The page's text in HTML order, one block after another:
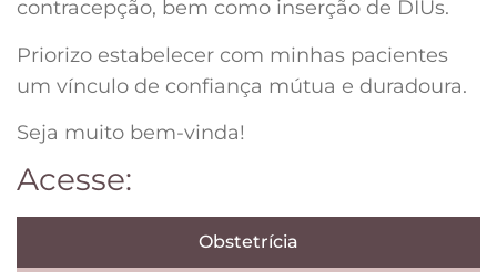
contracepção, bem como inserção de DIUs.
Priorizo estabelecer com minhas pacientes
um vínculo de confiança mútua e duradoura.
Seja muito bem-vinda!
Acesse:
Obstetrícia